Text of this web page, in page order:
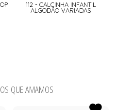
112 - CALCINHA INFANTIL
ALGODÃO VARIADAS
QUE AMAMOS